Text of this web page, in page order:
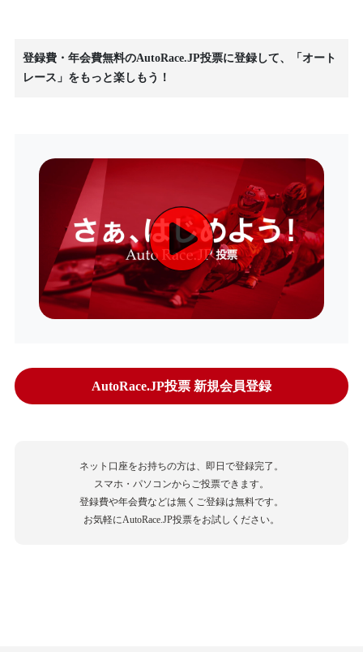
登録費・年会費無料のAutoRace.JP投票に登録して、「オート
レース」をもっと楽しもう！
AutoRace.JP投票 新規会員登録
ネット口座をお持ちの方は、即日で登録完了。
スマホ・パソコンからご投票できます。
登録費や年会費などは無くご登録は無料です。
お気軽にAutoRace.JP投票をお試しください。